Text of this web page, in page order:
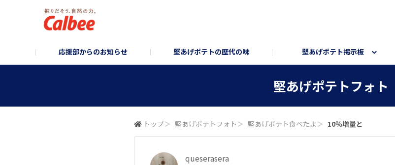
応援部からのお知らせ 堅あげポテトの歴代の味 堅あげポテト掲示板
堅あげポテトフォト
トップ＞ 堅あげポテトフォト ＞ 堅あげポテト食べたよ ＞ 10％増量と
queserasera